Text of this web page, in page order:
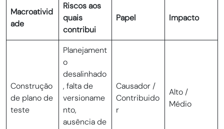
Macroativid
ade
Riscos aos
quais
contribui
Papel Impacto
Construção
de plano de
teste
Planejament
o
desalinhado
, falta de
versioname
nto,
ausência de
Causador /
Contribuido
r
Alto /
Médio